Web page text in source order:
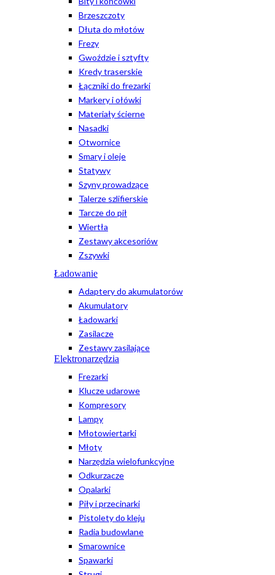
Brzeszczoty
Dłuta do młotów
Frezy
Gwoździe i sztyfty
Kredy traserskie
Łączniki do frezarki
Markery i ołówki
Materiały ścierne
Nasadki
Otwornice
Smary i oleje
Statywy
Szyny prowadzące
Talerze szlifierskie
Tarcze do pił
Wiertła
Zestawy akcesoriów
Zszywki
Ładowanie
Adaptery do akumulatorów
Akumulatory
Ładowarki
Zasilacze
Zestawy zasilające
Elektronarzędzia
Frezarki
Klucze udarowe
Kompresory
Lampy
Młotowiertarki
Młoty
Narzędzia wielofunkcyjne
Odkurzacze
Opalarki
Piły i przecinarki
Pistolety do kleju
Radia budowlane
Smarownice
Spawarki